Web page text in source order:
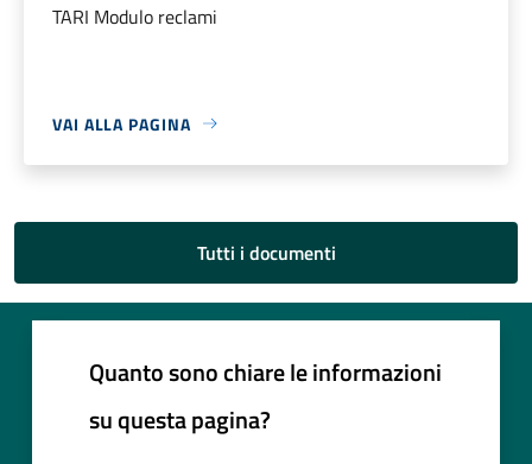
TARI Modulo reclami
VAI ALLA PAGINA
Tutti i documenti
Quanto sono chiare le informazioni
su questa pagina?